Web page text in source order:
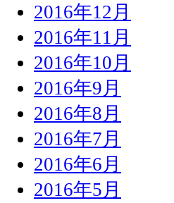
2016年12月
2016年11月
2016年10月
2016年9月
2016年8月
2016年7月
2016年6月
2016年5月